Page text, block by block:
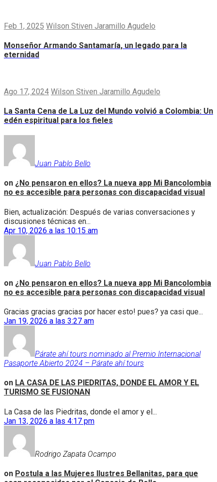
Feb 1, 2025 Wilson Stiven Jaramillo Agudelo
Monseñor Armando Santamaría, un legado para la
eternidad
Ago 17, 2024 Wilson Stiven Jaramillo Agudelo
La Santa Cena de La Luz del Mundo volvió a Colombia: Un
edén espiritual para los fieles
Juan Pablo Bello
on ¿No pensaron en ellos? La nueva app Mi Bancolombia
no es accesible para personas con discapacidad visual
Bien, actualización: Después de varias conversaciones y
discusiones técnicas en...
Apr 10, 2026 a las 10:15 am
Juan Pablo Bello
on ¿No pensaron en ellos? La nueva app Mi Bancolombia
no es accesible para personas con discapacidad visual
Gracias gracias gracias por hacer esto! pues? ya casi que...
Jan 19, 2026 a las 3:27 am
Párate ahí tours nominado al Premio Internacional
Pasaporte Abierto 2024 – Párate ahí tours
on LA CASA DE LAS PIEDRITAS, DONDE EL AMOR Y EL
TURISMO SE FUSIONAN
La Casa de las Piedritas, donde el amor y el...
Jan 13, 2026 a las 4:17 pm
Rodrigo Zapata Ocampo
on Postula a las Mujeres Ilustres Bellanitas, para que